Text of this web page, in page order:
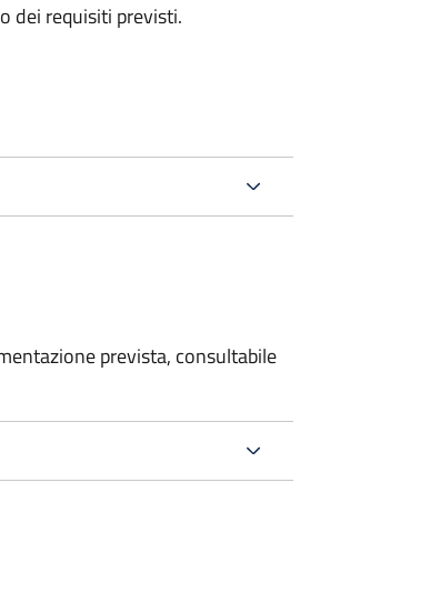
dei requisiti previsti.
prevista, consultabile